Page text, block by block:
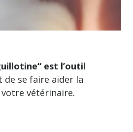
est l’outil
de se faire aider la
vétérinaire.